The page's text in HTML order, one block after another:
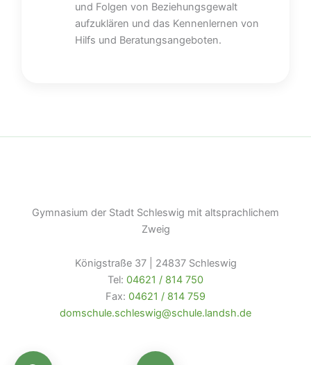
und Folgen von Beziehungsgewalt
aufzuklären und das Kennenlernen von
Hilfs und Beratungsangeboten.
Gymnasium der Stadt Schleswig mit altsprachlichem
Zweig
Königstraße 37 | 24837 Schleswig
Tel: 04621 / 814 750
Fax: 04621 / 814 759
domschule.schleswig@schule.landsh.de